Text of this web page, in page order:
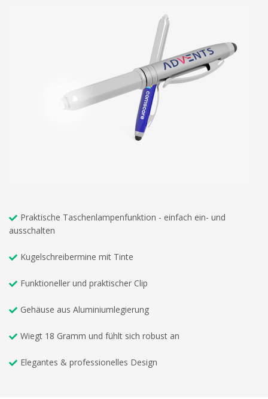
Praktische Taschenlampenfunktion - einfach ein- und
ausschalten
Kugelschreibermine mit Tinte
Funktioneller und praktischer Clip
Gehäuse aus Aluminiumlegierung
Wiegt 18 Gramm und fühlt sich robust an
Elegantes & professionelles Design